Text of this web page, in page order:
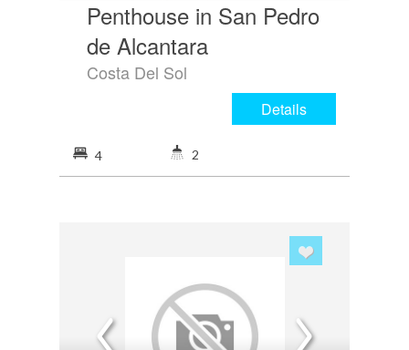
Penthouse in San Pedro
de Alcantara
Costa Del Sol
Details
4 2